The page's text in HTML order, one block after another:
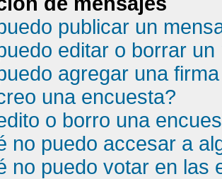
publicar un
editar o borrar un
agregar una
una encuesta?
o borro una
no puedo accesar a
no puedo votar en las